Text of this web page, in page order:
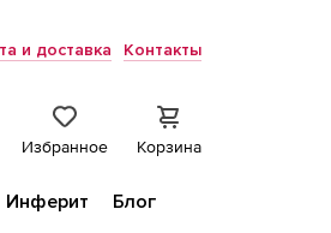
и доставка Контакты
Избранное Корзина
Инферит
Блог